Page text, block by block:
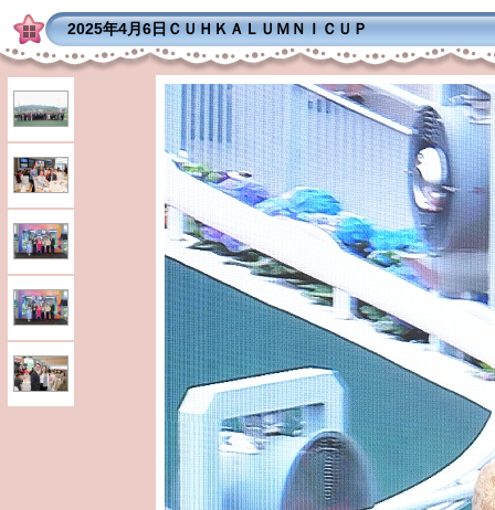
2025年4月6日ＣＵＨＫＡＬＵＭＮＩＣＵＰ